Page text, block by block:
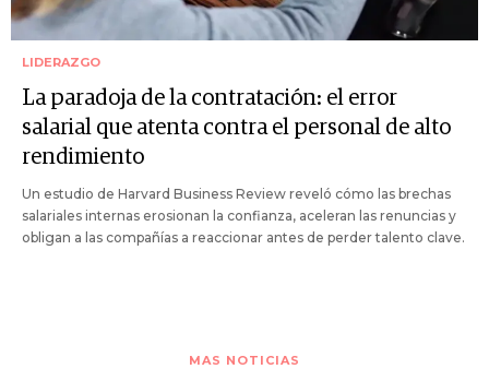
LIDERAZGO
La paradoja de la contratación: el error
salarial que atenta contra el personal de alto
rendimiento
Un estudio de Harvard Business Review reveló cómo las brechas
salariales internas erosionan la confianza, aceleran las renuncias y
obligan a las compañías a reaccionar antes de perder talento clave.
MAS NOTICIAS